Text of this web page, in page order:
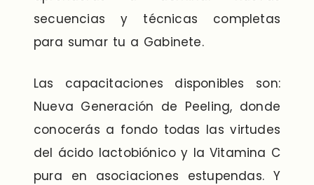
secuencias y técnicas completas
para sumar tu a Gabinete.
Las capacitaciones disponibles son:
Nueva Generación de Peeling, donde
conocerás a fondo todas las virtudes
del ácido lactobiónico y la Vitamina C
pura en asociaciones estupendas. Y